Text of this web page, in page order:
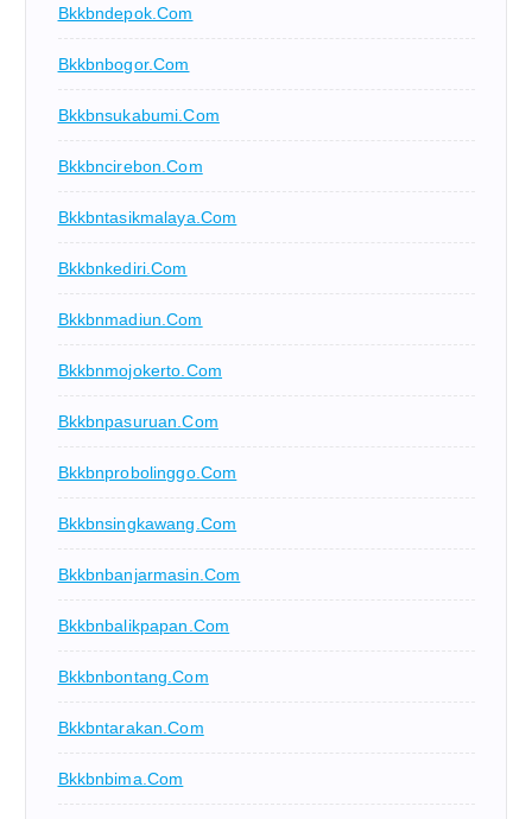
Bkkbndepok.com
Bkkbnbogor.com
Bkkbnsukabumi.com
Bkkbncirebon.com
Bkkbntasikmalaya.com
Bkkbnkediri.com
Bkkbnmadiun.com
Bkkbnmojokerto.com
Bkkbnpasuruan.com
Bkkbnprobolinggo.com
Bkkbnsingkawang.com
Bkkbnbanjarmasin.com
Bkkbnbalikpapan.com
Bkkbnbontang.com
Bkkbntarakan.com
Bkkbnbima.com